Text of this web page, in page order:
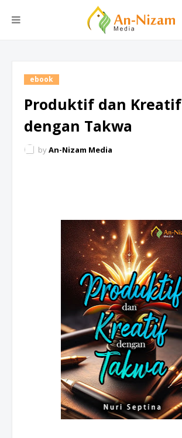
ebook
Produktif dan Kreatif
dengan Takwa
byAn-Nizam Media